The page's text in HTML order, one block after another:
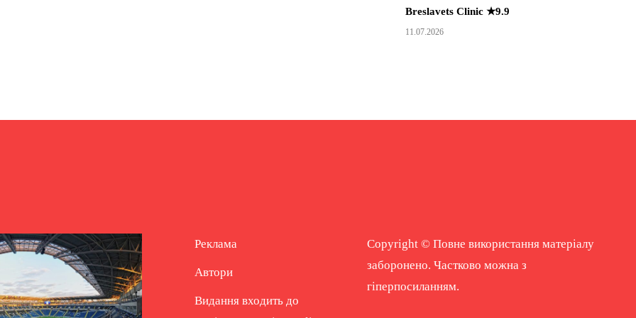
Breslavets Clinic ★9.9
11.07.2026
Реклама
Автори
Видання входить до
Copyright © Повне використання матеріалу
заборонено. Частково можна з
гіперпосиланням.